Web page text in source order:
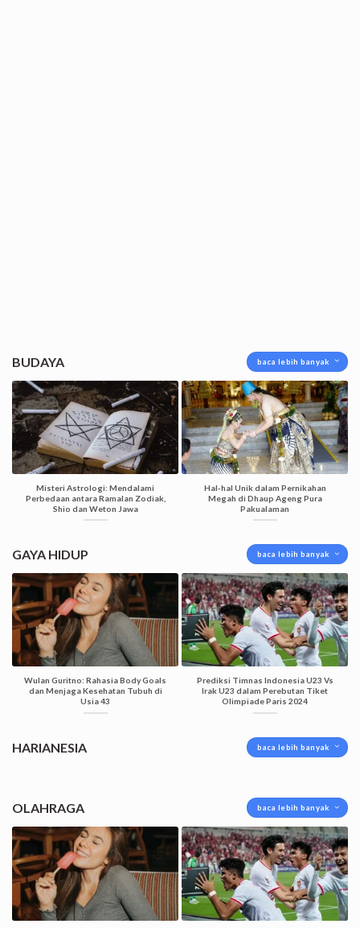
BUDAYA baca lebih banyak
Misteri Astrologi: Mendalami
Perbedaan antara Ramalan Zodiak,
Shio dan Weton Jawa
Hal-hal Unik dalam Pernikahan
Megah di Dhaup Ageng Pura
Pakualaman
GAYA HIDUP baca lebih banyak
Wulan Guritno: Rahasia Body Goals
dan Menjaga Kesehatan Tubuh di
Usia 43
Prediksi Timnas Indonesia U23 Vs
Irak U23 dalam Perebutan Tiket
Olimpiade Paris 2024
HARIANESIA baca lebih banyak
OLAHRAGA baca lebih banyak